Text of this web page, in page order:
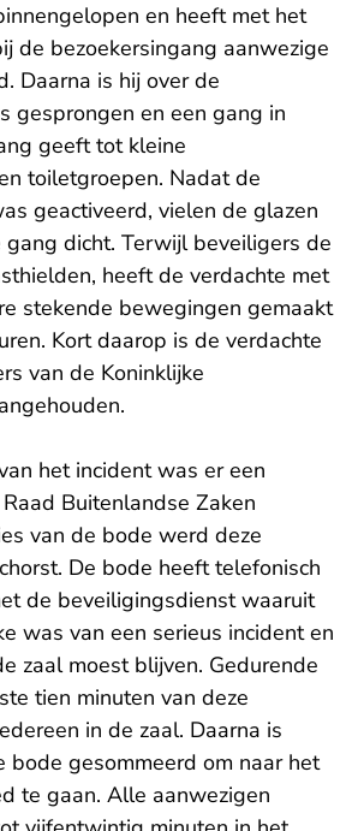
en heeft met het
de bezoekersingang aanwezige
Daarna is hij over de
gesprongen en een gang in
geeft tot kleine
toiletgroepen. Nadat de
geactiveerd, vielen de glazen
gang dicht. Terwijl beveiligers de
heeft de verdachte met
stekende bewegingen gemaakt
Kort daarop is de verdachte
van de Koninklijke
het incident was er een
Buitenlandse Zaken
van de bode werd deze
De bode heeft telefonisch
de beveiligingsdienst waaruit
was van een serieus incident en
zaal moest blijven. Gedurende
tien minuten van deze
in de zaal. Daarna is
bode gesommeerd om naar het
te gaan. Alle aanwezigen